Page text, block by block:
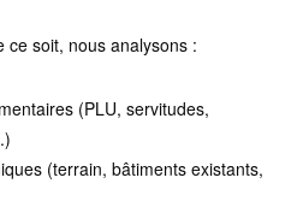
ce soit, nous analysons :
(PLU, servitudes,
(terrain, bâtiments existants,